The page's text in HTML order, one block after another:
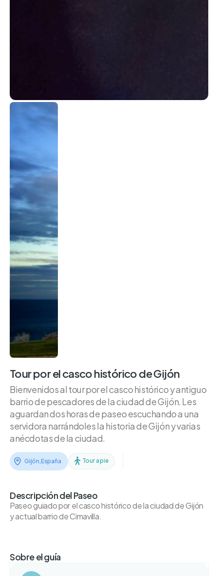
Tour por el casco histórico de Gijón
Bienvenidos al tour por el casco histórico y antiguo
barrio de pescadores de la ciudad de Gijón. Les
aguardan dos horas de paseo escuchando a una
servidora narrándoles la historia de Gijón y varias
anécdotas de la ciudad.
Gijón España Tour a pie
Descripción del Paseo
Paseo guiado por el casco histórico de la ciudad de Gijón
y actual barrio de Cimavilla.
Sobre el guía